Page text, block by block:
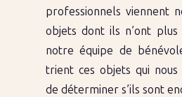
professionnels viennent
objets dont ils n’ont plus
notre équipe de
trient ces objets qui
de déterminer s’ils sont